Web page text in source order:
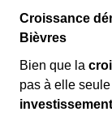
Croissance
Bièvres
Bien que la
pas à elle